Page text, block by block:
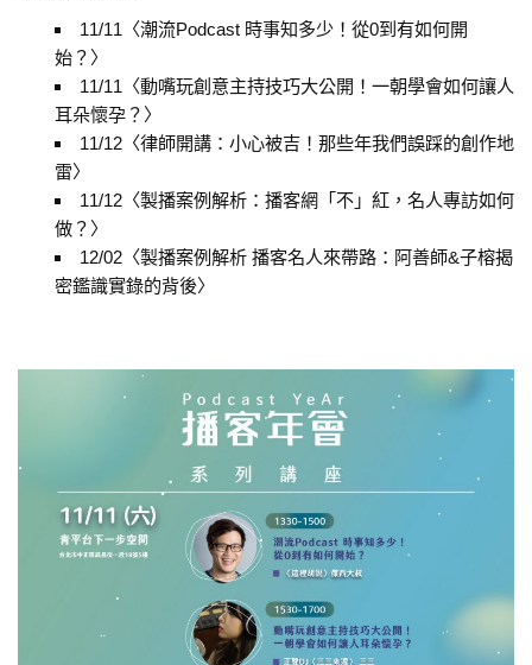
11/11〈潮流Podcast 時事知多少！從0到有如何開
始？〉
11/11〈動嘴玩創意主持技巧大公開！一朝學會如何讓人
耳朵懷孕？〉
11/12〈律師開講：小心被吉！那些年我們誤踩的創作地
雷〉
11/12〈製播案例解析：播客網「不」紅，名人專訪如何
做？〉
12/02〈製播案例解析 播客名人來帶路：阿善師&子榕揭
密鑑識實錄的背後〉